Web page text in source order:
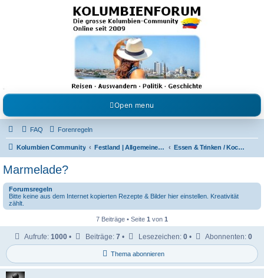
Kolumbienforum - Das
grosse Forum der
Freunde Kolumbiens
Reisen, Auswandern, Kultur, Politik, Geschichte und Visum in Kolumbien und Venezuela.
Austausch, Erfahrungen und Gemeinschaft im Kolumbienforum
Open menu
FAQ Forenregeln
Kolumbien Community Festland | Allgemeine Fragen Essen & Trinken / Koch- Back & Rezeptecke
Marmelade?
Forumsregeln
Bitte keine aus dem Internet kopierten Rezepte & Bilder hier einstellen. Kreativität
zählt.
7 Beiträge • Seite 1 von 1
Thema abonnieren
Aufrufe: 1000• Beiträge: 7 • Lesezeichen: 0• Abonnenten: 0